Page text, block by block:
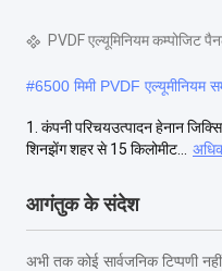
PVDF एल्यूमिनियम कम्पोजिट
#6500 मिमी PVDF एल्यूमीनियम
1. कंपनी परिचयउत्पादन हेनान
शिनझेंग शहर से 15 किलोमीट...
आगंतुक के संदेश
अभी तक कोई सार्वजनिक टिप्पणी नहीं